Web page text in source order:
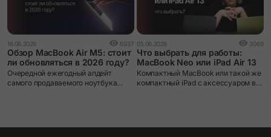
16.06.2026 6937
Обзор MacBook Air M5: стоит
ли обновляться в 2026 году?
Очередной ежегодный апдейт
самого продаваемого ноутбука
05.06.2026 3069
Что выбрать для работы:
MacBook Neo или iPad Air 13
Компактный MacBook или такой же
компактный iPad с аксессуаром в